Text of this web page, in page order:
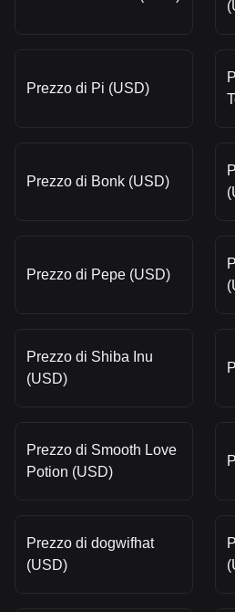
Prezzo di Pi (USD)
Prezzo di Bonk (USD)
Prezzo di Pepe (USD)
Prezzo di Shiba Inu
(USD)
Prezzo di Smooth Love
Potion (USD)
Prezzo di dogwifhat
(USD)